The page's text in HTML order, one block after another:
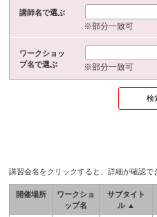
講師名で選ぶ
※部分一致可
ワークショッ
プ名で選ぶ
※部分一致可
講習会名をクリックすると、詳細が確認で
開催場所
ワークショ
ップ名
サブタイト
ル ▲